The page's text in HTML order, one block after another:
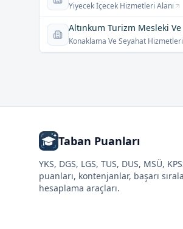
Yiyecek İçecek Hizmetleri Alanı
Altınkum Turizm Mesleki
Konaklama Ve Seyahat Hizmetleri
Taban Puanları
YKS, DGS, LGS, TUS, DUS, MSÜ,
puanları, kontenjanlar, başarı
hesaplama araçları.